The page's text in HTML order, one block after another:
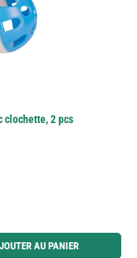
clochette, 2 pcs
les boutons pour augmenter ou
AU PANIER